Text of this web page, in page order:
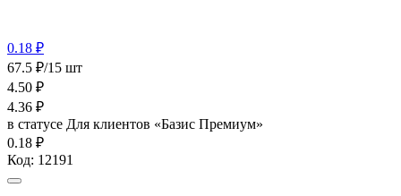
0.18 ₽
67.5 ₽/15 шт
4.50 ₽
4.36 ₽
в статусе Для клиентов «Базис Премиум»
0.18 ₽
Код: 12191